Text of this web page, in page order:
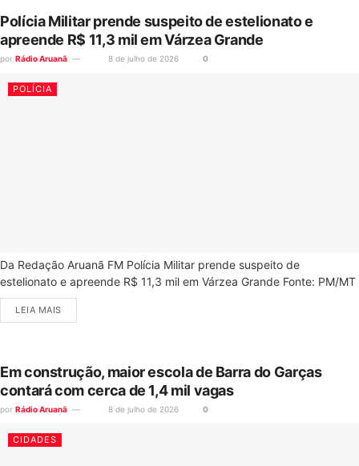
Polícia Militar prende suspeito de estelionato e
apreende R$ 11,3 mil em Várzea Grande
por Rádio Aruanã 8 de julho de 2026 0
POLÍCIA
Da Redação Aruanã FM Polícia Militar prende suspeito de
estelionato e apreende R$ 11,3 mil em Várzea Grande Fonte: PM/MT
LEIA MAIS
Em construção, maior escola de Barra do Garças
contará com cerca de 1,4 mil vagas
por Rádio Aruanã 8 de julho de 2026 0
CIDADES